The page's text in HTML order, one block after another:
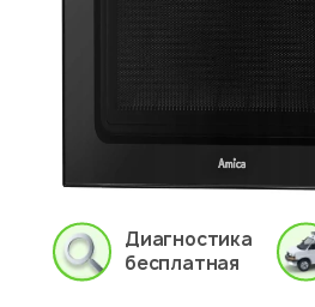
Диагностика
бесплатная